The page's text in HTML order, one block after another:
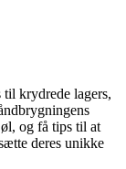
krydrede lagers,
og få tips til at
deres unikke